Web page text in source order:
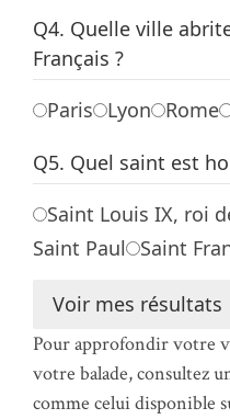
Q4. Quelle ville
Français ?
Paris
Lyon Rome
Q5. Quel saint est
Saint Louis IX, roi
Saint Paul
Saint
Voir mes résultats
Pour approfondir votre
votre balade, consultez
comme celui disponible